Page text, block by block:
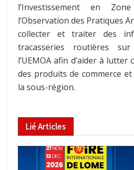
l’Investissement en
l’Observation des Pratiques
collecter et traiter des
tracasseries routières
l’UEMOA afin d’aider à
des produits de commerce
la sous-région.
LiéArticles